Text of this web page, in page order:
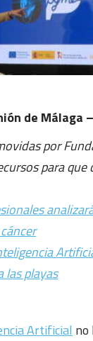
de Málaga –
por
para
las playas
Artificial no